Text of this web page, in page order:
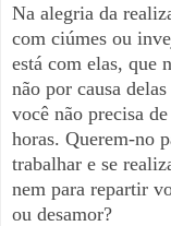
Na alegria da
com ciúmes ou
está com elas, que
não por causa
você não precisa
horas. Querem-no
trabalhar e se
nem para repartir
ou desamor?